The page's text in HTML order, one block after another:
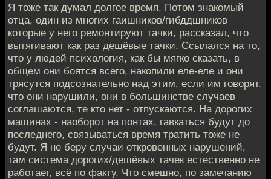
Я тоже так думал долгое время. Потом знакомый
отца, один из многих гаишников/гибддшников
которые у него ремонтируют тачки, рассказал, что
вытягивают как раз дешёвые тачки. Ссылался на то,
что у людей психология, как бы мягко сказать, в
общем они боятся всего, накопили еле-еле и они
трясутся подсознательно над этим, если им говорят,
что они нарушили, они в большинстве случаев
соглашаются, те кто нет - отпускаются. На дорогих
машинах - наоборот на понтах, гавкаться будут до
последнего, связываться время тратить тоже не
будут. Я не беру случаи откровенных нарушений,
там система дорогих/дешёвых тачек естественно не
работает, всё по факту. Что смешно, по замечанию